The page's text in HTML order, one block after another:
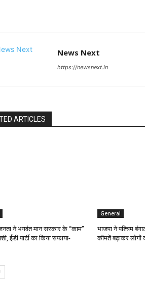
News Next
https://newsnext.in
ARTICLES
ने भगवंत मान सरकार के ‘‘काम’’
ईडी पार्टी का किया सफाया-
General
भाजपा ने पश्चिम
कीमतें बढ़ाकर लोगों